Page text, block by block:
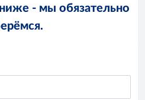
- мы обязательно